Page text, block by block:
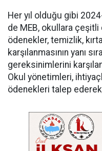
Her yıl olduğu gibi
de MEB, okullara
ödenekler, temizlik,
karşılanmasının yanı
gereksinimlerini
Okul yönetimleri,
ödenekleri talep